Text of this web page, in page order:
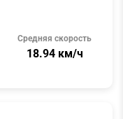
Средняя скорость
18.94 км/ч